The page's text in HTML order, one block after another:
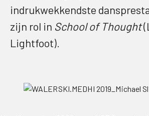
indrukwekkendste
zijn rol in School of Thought
Lightfoot).